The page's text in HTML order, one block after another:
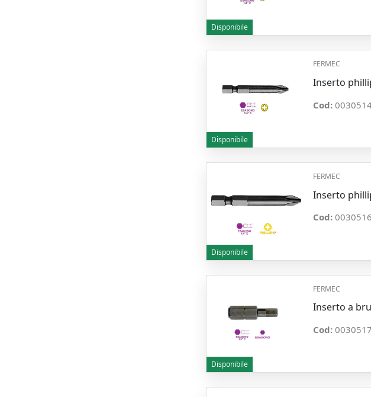
Disponibile
Disponibile
FERMEC
Inserto
Cod:
Disponibile
FERMEC
Inserto
Cod:
Disponibile
FERMEC
Inserto a
Cod: